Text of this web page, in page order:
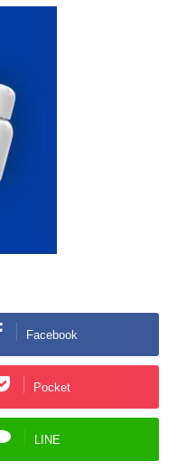
Facebook
Pocket
LINE